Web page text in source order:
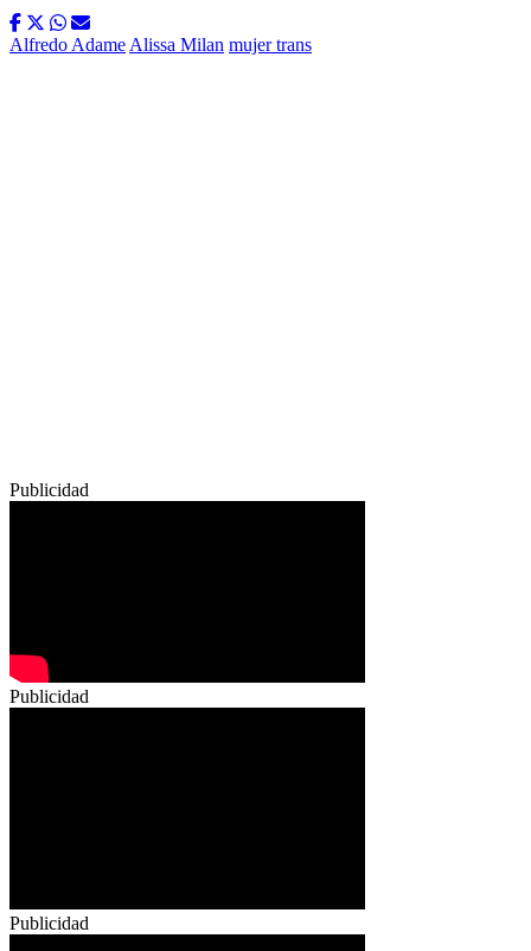
Alfredo Adame Alissa Milan mujer trans
Publicidad
Publicidad
Publicidad